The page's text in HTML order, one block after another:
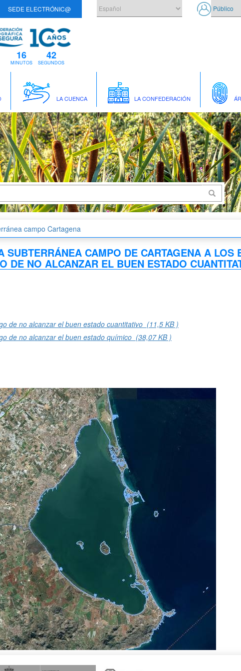
SEDE ELECTRÓNIC@
16
MINUTOS
42
SEGUNDOS
LA CUENCA LA CONFEDERACIÓN
campo Cartagena
CAMPO DE CARTAGENA A LOS
DE NO ALCANZAR EL BUEN ESTADO
de no alcanzar el buen estado cuantitativo (11,5 KB )
de no alcanzar el buen estado químico (38,07 KB )